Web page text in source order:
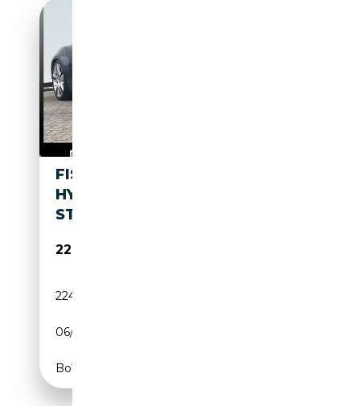
FISKER KARMA 2.0 213PK ECO
HYBRID VOLL.ONDERHOUD
STOELVERW NAV/
22 900€
224 655 km
06/2012
Boîte automatique